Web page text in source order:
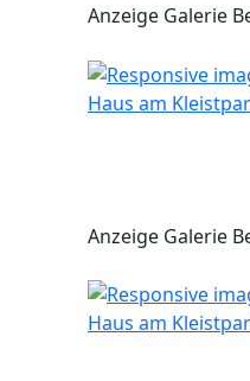
Anzeige Galerie
Haus am
Anzeige Galerie
Haus am